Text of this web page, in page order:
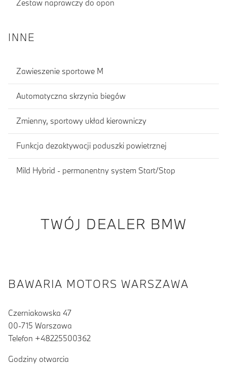
Zestaw naprawczy do opon
INNE
Zawieszenie sportowe M
Automatyczna skrzynia biegów
Zmienny, sportowy układ kierowniczy
Funkcja dezaktywacji poduszki powietrznej
Mild Hybrid - permanentny system Start/Stop
TWÓJ DEALER BMW
BAWARIA MOTORS WARSZAWA
Czerniakowska 47
00-715 Warszawa
Telefon +48225500362
Godziny otwarcia